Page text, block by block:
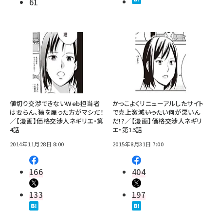
値切り交渉できないWeb担当者
は要らん、猿を雇った方がマシだ！
／【漫画】価格交渉人ネギリエ・第
4話
2014年11月28日 8:00
166
133
かっこよくリニューアルしたサイト
で売上激減――いったい何が悪いん
だ!?／【漫画】価格交渉人ネギリ
エ・第13話
2015年8月31日 7:00
404
197